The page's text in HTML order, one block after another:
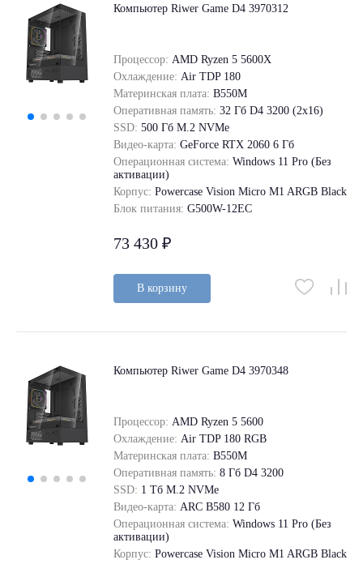
Компьютер Riwer Game D4 3970312
Процессор: AMD Ryzen 5 5600X
Охлаждение: Air TDP 180
Материнская плата: B550M
Оперативная память: 32 Гб D4 3200 (2x16)
SSD: 500 Гб M.2 NVMe
Видео-карта: GeForce RTX 2060 6 Гб
Операционная система: Windows 11 Pro (Без
активации)
Корпус: Powercase Vision Micro M1 ARGB Black
Блок питания: G500W-12EC
73 430 ₽
В корзину
Компьютер Riwer Game D4 3970348
Процессор: AMD Ryzen 5 5600
Охлаждение: Air TDP 180 RGB
Материнская плата: B550M
Оперативная память: 8 Гб D4 3200
SSD: 1 Tб M.2 NVMe
Видео-карта: ARC B580 12 Гб
Операционная система: Windows 11 Pro (Без
активации)
Корпус: Powercase Vision Micro M1 ARGB Black